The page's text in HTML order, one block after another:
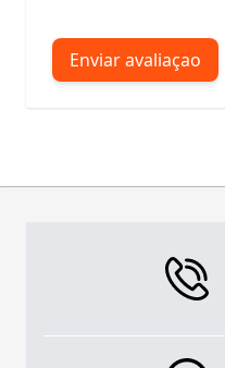
Enviar avaliaçao